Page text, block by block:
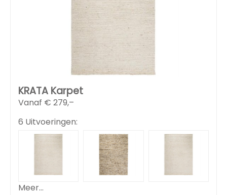
KRATA Karpet
Vanaf € 279,–
6 Uitvoeringen:
Meer...